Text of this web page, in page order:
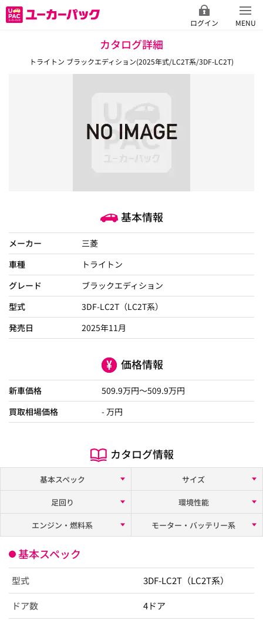
ログイン MENU
カタログ詳細
トライトン ブラックエディション(2025年式/LC2T系/3DF-LC2T)
基本情報
メーカー
三菱
車種
トライトン
グレード
ブラックエディション
型式
3DF-LC2T（LC2T系）
発売日
2025年11月
価格情報
新車価格 509.9万円～509.9万円
買取相場価格
- 万円
カタログ情報
基本スペック
サイズ
足回り
環境性能
エンジン・燃料系
モーター・バッテリー系
基本スペック
型式 3DF-LC2T（LC2T系）
ドア数 4ドア